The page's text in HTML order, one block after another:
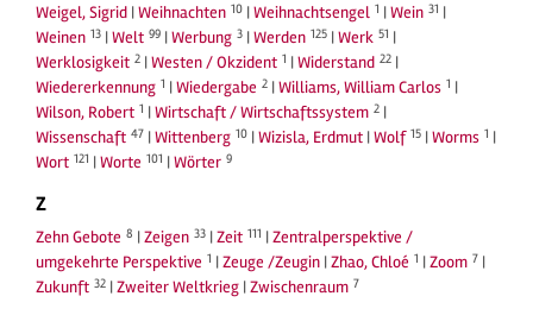
Weigel, Sigrid |Weihnachten 10 |Weihnachtsengel 1 |Wein 31 |
Weinen 13 |Welt 99 |Werbung 3 |Werden 125 |Werk 51 |
Werklosigkeit 2 |Westen / Okzident 1 |Widerstand 22 |
Wiedererkennung 1 |Wiedergabe 2 |Williams, William Carlos 1 |
Wilson, Robert 1 |Wirtschaft / Wirtschaftssystem 2 |
Wissenschaft 47 |Wittenberg 10 |Wizisla, Erdmut |Wolf 15 |Worms 1 |
Wort 121 |Worte 101 |Wörter 9
Z
Zehn Gebote 8 |Zeigen 33 |Zeit 111 |Zentralperspektive /
umgekehrte Perspektive 1 |Zeuge /Zeugin |Zhao, Chloé 1 |Zoom 7 |
Zukunft 32 |Zweiter Weltkrieg |Zwischenraum 7